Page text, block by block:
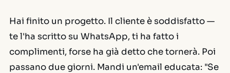
Hai finito un progetto. Il cliente è soddisfatto —
te l'ha scritto su WhatsApp, ti ha fatto i
complimenti, forse ha già detto che tornerà. Poi
passano due giorni. Mandi un'email educata: "Se